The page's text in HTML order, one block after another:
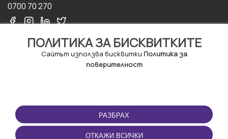
ПОЛИТИКА ЗА БИСКВИТКИТЕ
Сайтът използва бисквитки Политика за
поверителност
РАЗБРАХ
ОТКАЖИ ВСИЧКИ
0700 70 270
ПОЛЗВАНЕ
Правила и условия за
ползване
ПРИЛОЖЕНИЕТО